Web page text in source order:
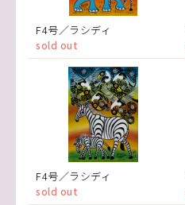
F4号／ラシディ
sold out
F4号／ラシディ
sold out